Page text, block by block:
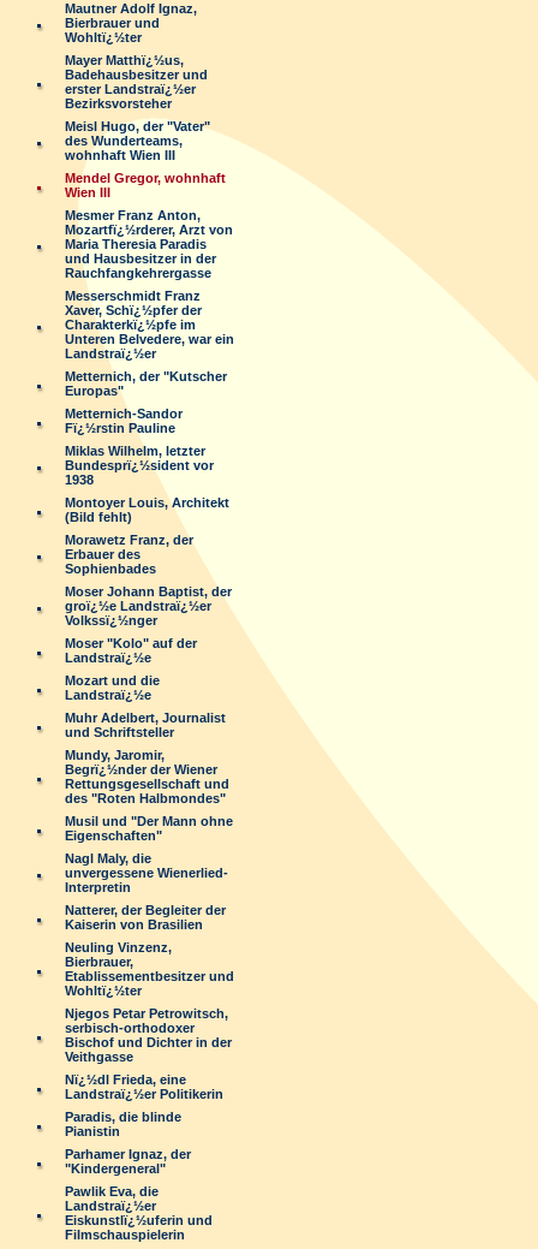
Mautner Adolf Ignaz,
Bierbrauer und
Wohltï¿½ter
Mayer Matthï¿½us,
Badehausbesitzer und
erster Landstraï¿½er
Bezirksvorsteher
Meisl Hugo, der "Vater"
des Wunderteams,
wohnhaft Wien III
Mendel Gregor, wohnhaft
Wien III
Mesmer Franz Anton,
Mozartfï¿½rderer, Arzt von
Maria Theresia Paradis
und Hausbesitzer in der
Rauchfangkehrergasse
Messerschmidt Franz
Xaver, Schï¿½pfer der
Charakterkï¿½pfe im
Unteren Belvedere, war ein
Landstraï¿½er
Metternich, der "Kutscher
Europas"
Metternich-Sandor
Fï¿½rstin Pauline
Miklas Wilhelm, letzter
Bundesprï¿½sident vor
1938
Montoyer Louis, Architekt
(Bild fehlt)
Morawetz Franz, der
Erbauer des
Sophienbades
Moser Johann Baptist, der
groï¿½e Landstraï¿½er
Volkssï¿½nger
Moser "Kolo" auf der
Landstraï¿½e
Mozart und die
Landstraï¿½e
Muhr Adelbert, Journalist
und Schriftsteller
Mundy, Jaromir,
Begrï¿½nder der Wiener
Rettungsgesellschaft und
des "Roten Halbmondes"
Musil und "Der Mann ohne
Eigenschaften"
Nagl Maly, die
unvergessene Wienerlied-
Interpretin
Natterer, der Begleiter der
Kaiserin von Brasilien
Neuling Vinzenz,
Bierbrauer,
Etablissementbesitzer und
Wohltï¿½ter
Njegos Petar Petrowitsch,
serbisch-orthodoxer
Bischof und Dichter in der
Veithgasse
Nï¿½dl Frieda, eine
Landstraï¿½er Politikerin
Paradis, die blinde
Pianistin
Parhamer Ignaz, der
"Kindergeneral"
Pawlik Eva, die
Landstraï¿½er
Eiskunstlï¿½uferin und
Filmschauspielerin